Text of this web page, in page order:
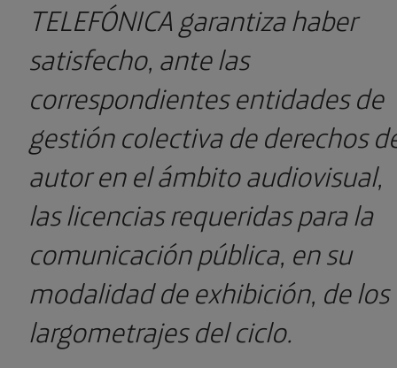
TELEFÓNICA garantiza haber
satisfecho, ante las
correspondientes entidades de
gestión colectiva de derechos
autor en el ámbito audiovisual,
las licencias requeridas para la
comunicación pública, en su
modalidad de exhibición, de los
largometrajes del ciclo.